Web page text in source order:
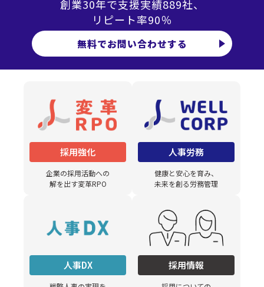
創業30年で支援実績889社、
リピート率90％
無料でお問い合わせする
採用強化
企業の採用活動への
解を出す変革RPO
人事労務
健康と安心を育み、
未来を創る労務管理
人事DX 採用情報
というような応募者が安心できる救済策を用意し、伝えて
おくのもよいと思います。
3. 面接官をフォローする体制
事前に十分なレクチャーをしていても、ちょっとしたトラ
ブルは起きるもの。
緊急時はここに連絡して、という緊急連絡先を事前に知ら
またシステムを触ることに不慣れな経営層がWeb面接をす
最初と最後だけ同席するなど、面接官によっては“運用を任
せない”というのもひとつです。